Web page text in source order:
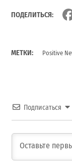
ПОДЕЛИТЬСЯ:
МЕТКИ: Positive
Подписаться